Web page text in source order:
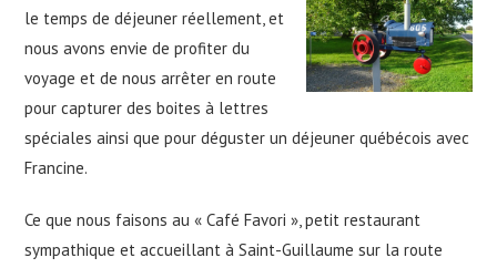
le temps de déjeuner réellement, et
nous avons envie de profiter du
voyage et de nous arrêter en route
pour capturer des boites à lettres
spéciales ainsi que pour déguster un déjeuner québécois avec
Francine.
Ce que nous faisons au « Café Favori », petit restaurant
sympathique et accueillant à Saint-Guillaume sur la route